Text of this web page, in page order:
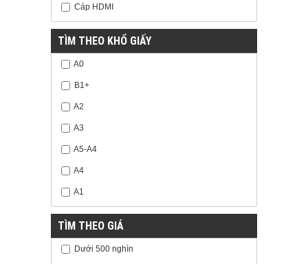
Cáp HDMI
TÌM THEO KHỔ GIẤY
A0
B1+
A2
A3
A5-A4
A4
A1
TÌM THEO GIÁ
Dưới 500 nghìn